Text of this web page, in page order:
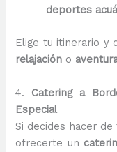
deportes
Elige tu itinerario y
relajación o
4. Catering a
Especial
Si decides hacer
ofrecerte un